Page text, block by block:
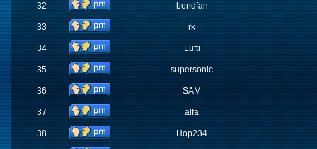
32 bondfan
33 rk
34 Lufti
35 supersonic
36 SAM
37 alfa
38 Hop234